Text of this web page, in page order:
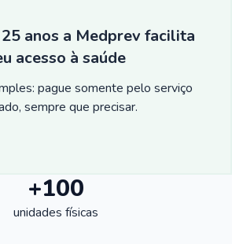
anos a Medprev facilita
acesso à saúde
pague somente pelo serviço
sempre que precisar.
+100
unidades físicas